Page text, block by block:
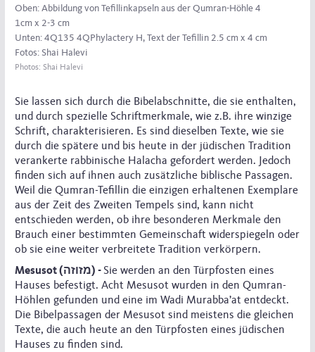
Oben: Abbildung von Tefillinkapseln aus der Qumran-Höhle 4
1cm x 2-3 cm
Unten: 4Q135 4QPhylactery H, Text der Tefillin 2.5 cm x 4 cm
Fotos: Shai Halevi
Photos: Shai Halevi
Sie lassen sich durch die Bibelabschnitte, die sie enthalten,
und durch spezielle Schriftmerkmale, wie z.B. ihre winzige
Schrift, charakterisieren. Es sind dieselben Texte, wie sie
durch die spätere und bis heute in der jüdischen Tradition
verankerte rabbinische Halacha gefordert werden. Jedoch
finden sich auf ihnen auch zusätzliche biblische Passagen.
Weil die Qumran-Tefillin die einzigen erhaltenen Exemplare
aus der Zeit des Zweiten Tempels sind, kann nicht
entschieden werden, ob ihre besonderen Merkmale den
Brauch einer bestimmten Gemeinschaft widerspiegeln oder
ob sie eine weiter verbreitete Tradition verkörpern.
Mesusot (מזוזה) - Sie werden an den Türpfosten eines
Hauses befestigt. Acht Mesusot wurden in den Qumran-
Höhlen gefunden und eine im Wadi Murabba’at entdeckt.
Die Bibelpassagen der Mesusot sind meistens die gleichen
Texte, die auch heute an den Türpfosten eines jüdischen
Hauses zu finden sind.